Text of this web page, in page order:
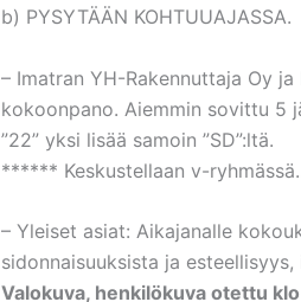
b) PYSYTÄÄN KOHTUUAJASSA.
– Imatran YH-Rakennuttaja Oy
kokoonpano. Aiemmin sovittu 5
”22” yksi lisää samoin ”SD”:ltä.
****** Keskustellaan v-
– Yleiset asiat: Aikajanalle
sidonnaisuuksista ja
Valokuva, henkilökuva otettu